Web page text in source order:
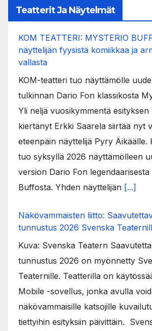
Teatterit Ja Näytelmät
KOM TEATTERI: MYSTERIO
näyttelijän fyysistä komiikkaa ja
vallasta
KOM-teatteri tuo näyttämölle
tulkinnan Dario Fon klassikosta
Yli neljä vuosikymmentä esityksen
kiertänyt Erkki Saarela siirtää nyt
eteenpäin näyttelijä Pyry Äikäälle.
tuo syksyllä 2026 näyttämölleen
version Dario Fon
Buffosta. Yhden näyttelijän [...]
Näkövammaisten liitto:
tunnustus 2026 Svenska
Kuva: Svenska Teatern
tunnustus 2026 on myönnetty
Teaternille. Teatterilla on
Mobile -sovellus, jonka avulla
näkövammaisille katsojille
tiettyihin esityksiin päivittäin.